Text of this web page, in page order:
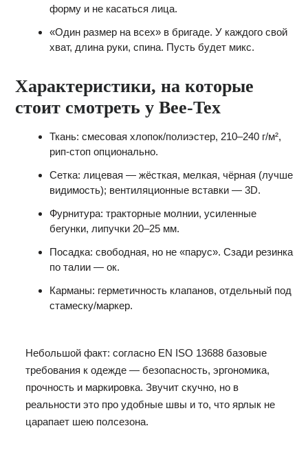
форму и не касаться лица.
«Один размер на всех» в бригаде. У каждого свой
хват, длина руки, спина. Пусть будет микс.
Характеристики, на которые
стоит смотреть у Bee‑Tex
Ткань: смесовая хлопок/полиэстер, 210–240 г/м²,
рип‑стоп опционально.
Сетка: лицевая — жёсткая, мелкая, чёрная (лучше
видимость); вентиляционные вставки — 3D.
Фурнитура: тракторные молнии, усиленные
бегунки, липучки 20–25 мм.
Посадка: свободная, но не «парус». Сзади резинка
по талии — ок.
Карманы: герметичность клапанов, отдельный под
стамеску/маркер.
Небольшой факт: согласно EN ISO 13688 базовые
требования к одежде — безопасность, эргономика,
прочность и маркировка. Звучит скучно, но в
реальности это про удобные швы и то, что ярлык не
царапает шею полсезона.